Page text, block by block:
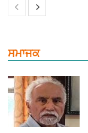
ਸਮਾਜਕ